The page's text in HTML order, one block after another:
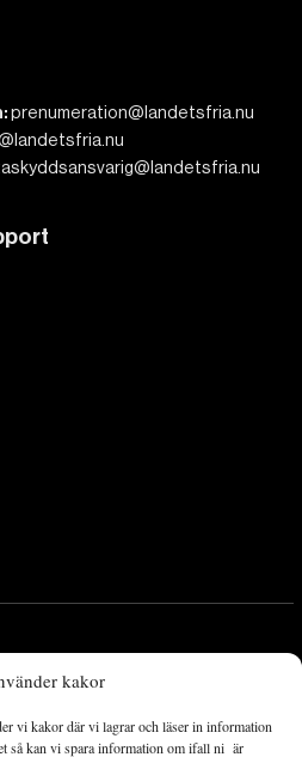
kakor
vi kakor där vi lagrar och läser in information
så kan vi spara information om ifall ni är
prenumeration@landetsfria.nu
med bred bevakning av